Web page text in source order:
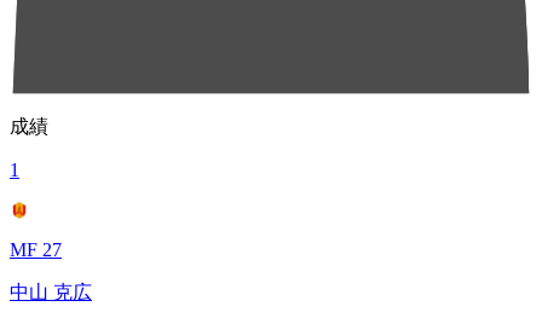
順位
選手名
成績
1
MF 27
中山 克広